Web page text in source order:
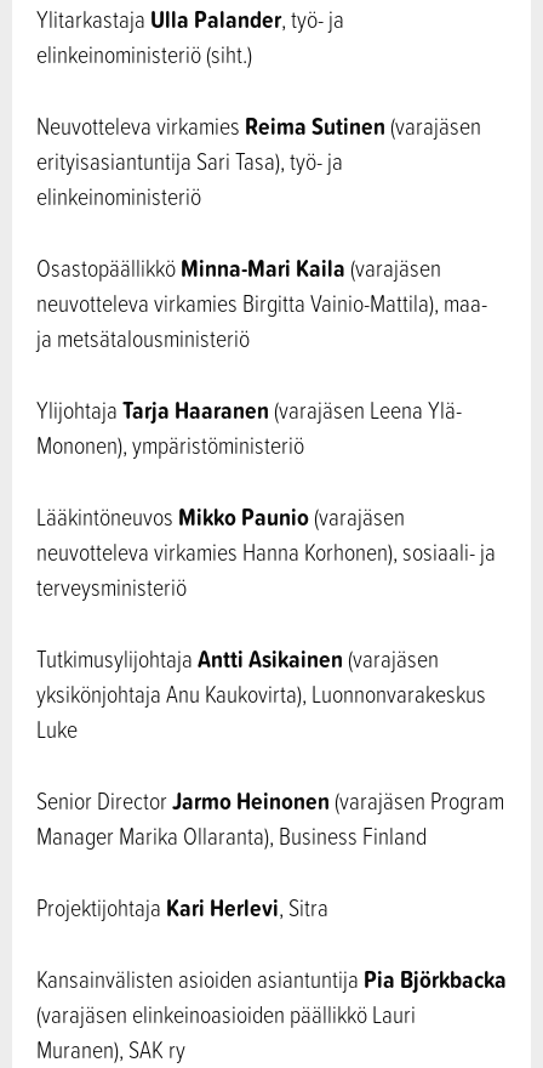
Ylitarkastaja Ulla Palander, työ- ja
elinkeinoministeriö (siht.)
Neuvotteleva virkamies Reima Sutinen (varajäsen
erityisasiantuntija Sari Tasa), työ- ja
elinkeinoministeriö
OsastopäällikköMinna-Mari Kaila (varajäsen
neuvotteleva virkamies Birgitta Vainio-Mattila), maa-
ja metsätalousministeriö
YlijohtajaTarja Haaranen (varajäsen Leena Ylä-
Mononen), ympäristöministeriö
Lääkintöneuvos Mikko Paunio(varajäsen
neuvotteleva virkamies Hanna Korhonen), sosiaali- ja
terveysministeriö
TutkimusylijohtajaAntti Asikainen (varajäsen
yksikönjohtaja Anu Kaukovirta), Luonnonvarakeskus
Luke
Senior DirectorJarmo Heinonen (varajäsen Program
Manager Marika Ollaranta), Business Finland
Projektijohtaja Kari Herlevi, Sitra
Kansainvälisten asioiden asiantuntija Pia Björkbacka
(varajäsen elinkeinoasioiden päällikkö Lauri
Muranen), SAK ry